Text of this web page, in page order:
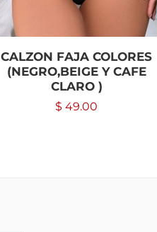
CALZON FAJA COLORES
(NEGRO,BEIGE Y CAFE
CLARO )
$ 49.00